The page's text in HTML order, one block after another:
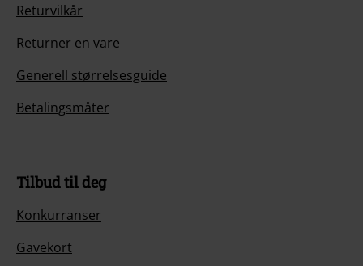
Returvilkår
Returner en vare
Generell størrelsesguide
Betalingsmåter
Tilbud til deg
Konkurranser
Gavekort